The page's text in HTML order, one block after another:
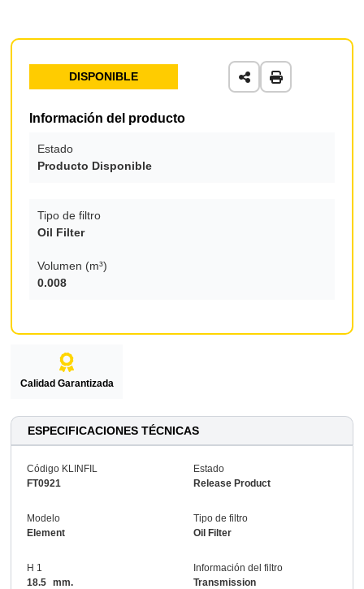
DISPONIBLE
Información del producto
Estado
Producto Disponible
Tipo de filtro
Oil Filter
Volumen (m³)
0.008
Calidad Garantizada
ESPECIFICACIONES TÉCNICAS
Código KLINFIL
FT0921
Estado
Release Product
Modelo
Element
Tipo de filtro
Oil Filter
H 1
18.5 mm.
Información del filtro
Transmission